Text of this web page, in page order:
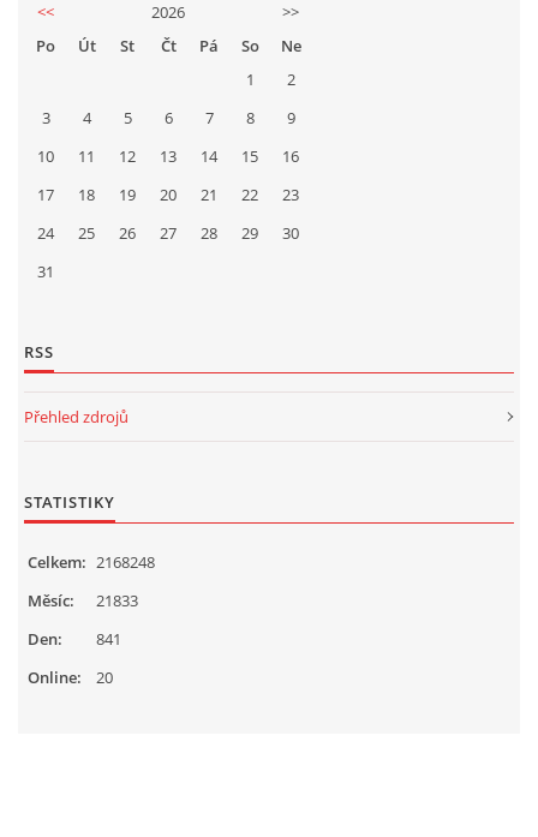
<<
2026
>>
Po
Út St Čt Pá So
Ne
1
2
3
4 5 6 7 8
9
10
11 12 13 14 15
16
17
18 19 20 21 22
23
24
25 26 27 28 29
30
31
RSS
Přehled zdrojů
STATISTIKY
Online: 20
Celkem: 2168248
Měsíc:
21833
Den:
841